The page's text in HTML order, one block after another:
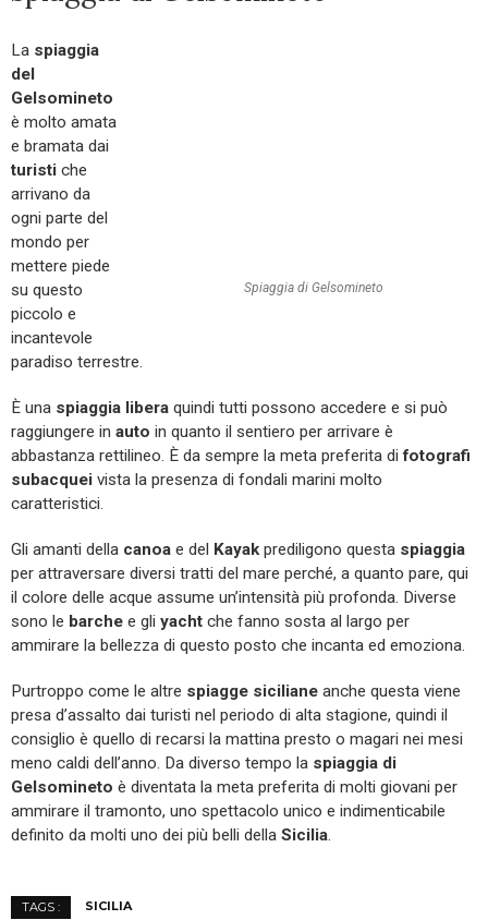
Spiaggia di Gelsomineto
La spiaggia
del
Gelsomineto
è molto amata
e bramata dai
turisti che
arrivano da
ogni parte del
mondo per
mettere piede
su questo
piccolo e
incantevole
paradiso terrestre.
È una spiaggia libera quindi tutti possono accedere e si può
raggiungere in auto in quanto il sentiero per arrivare è
abbastanza rettilineo. È da sempre la meta preferita difotografi
subacquei vista la presenza di fondali marini molto
caratteristici.
Gli amanti della canoa e del Kayakprediligono questa spiaggia
per attraversare diversi tratti del mare perché, a quanto pare, qui
il colore delle acque assume un’intensità più profonda. Diverse
sono le barche e gli yacht che fanno sosta al largo per
ammirare la bellezza di questo posto che incanta ed emoziona.
Purtroppo come le altre spiagge siciliane anche questa viene
presa d’assalto dai turisti nel periodo di alta stagione, quindi il
consiglio è quello di recarsi la mattina presto o magari nei mesi
meno caldi dell’anno. Da diverso tempo la spiaggia di
Gelsomineto è diventata la meta preferita di molti giovani per
ammirare il tramonto, uno spettacolo unico e indimenticabile
definito da molti uno dei più belli della Sicilia.
TAGS : SICILIA